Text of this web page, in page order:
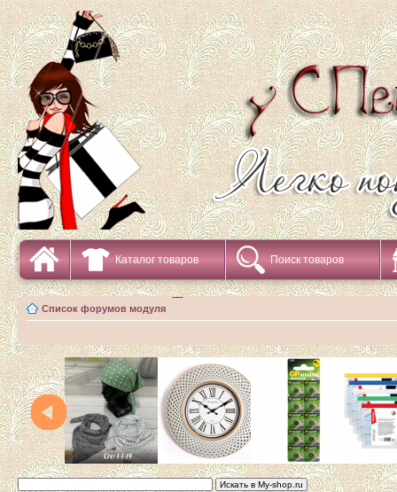
Каталог товаров Поиск товаров
Список форумов модуля